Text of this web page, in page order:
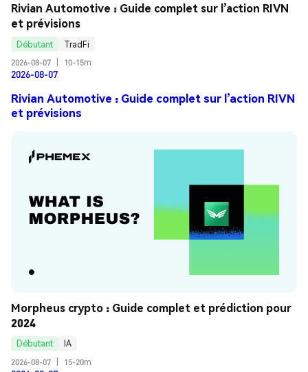
Rivian Automotive : Guide complet sur l’action RIVN
et prévisions
Débutant
TradFi
2026-08-07
10-15m
2026-08-07
Rivian Automotive : Guide complet sur l’action RIVN
et prévisions
Morpheus crypto : Guide complet et prédiction pour
2024
Débutant
IA
2026-08-07
15-20m